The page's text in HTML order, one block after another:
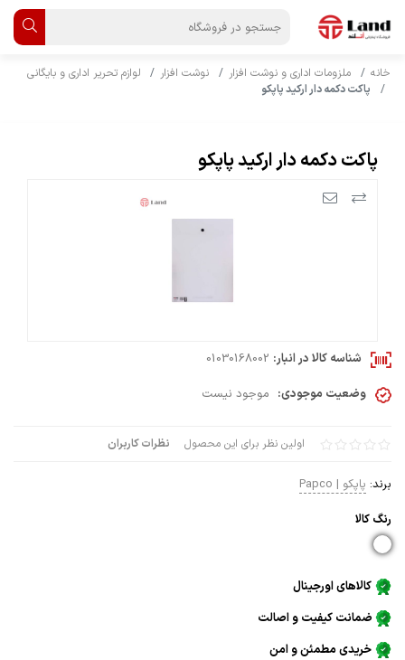
خانه ملزومات اداری و نوشت افزار نوشت افزار
لوازم تحریر اداری و بایگانی
پاکت دکمه دار ارکید پاپکو
پاکت دکمه دار ارکید پاپکو
اولین نظر برای این محصول نظرات کاربران
برند: پاپکو | Papco
رنگ كالا
کالاهای اورجینال
ضمانت کیفیت و اصالت
خریدی مطمئن و امن
شناسه کالا در انبار: 01030168002
وضعیت موجودی: موجود نیست